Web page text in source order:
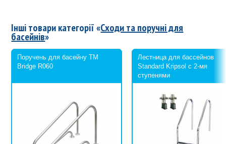
Інші товари категорії «Сходи та поручні для
басейнів»
Поручень для басейну ТМ
Bridge R060
Лестница для бассейнов
Standard Kripsol с 2-мя
ступенями